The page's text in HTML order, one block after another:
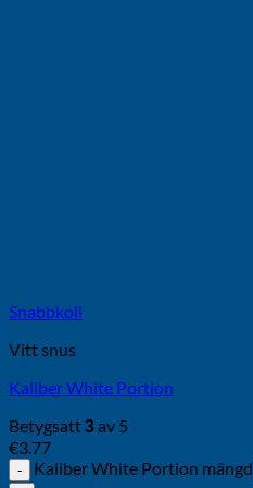
Snabbkoll
Vitt snus
Kaliber White Portion
Betygsatt3av 5
€3.77
Kaliber White Portion mängd